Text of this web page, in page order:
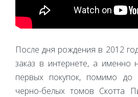
После дня рождения в 2012
заказ в интернете, а именно
первых покупок, помимо до
черно-белых томов Скотта